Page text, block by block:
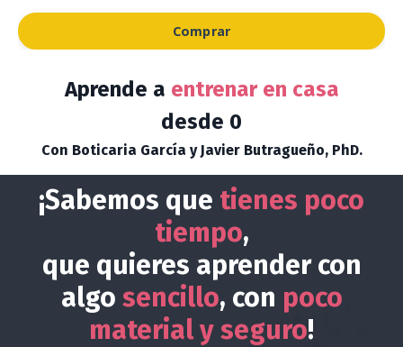
Comprar
Aprende a entrenar en casa
desde 0
Con Boticaria García y Javier Butragueño, PhD.
¡Sabemos que tienes poco
tiempo,
que quieres aprendercon
algo sencillo, con poco
material yseguro!